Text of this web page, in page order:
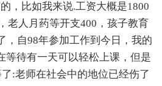
，比如我来说.工资大概是1800
老人月药等开支400，孩子教育
，自98年参加工作到今日，我的
等待有一天可以轻松上课，但是
:老师在社会中的地位已经伤了